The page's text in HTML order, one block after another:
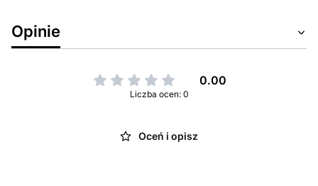
Opinie
0.00
Liczba ocen: 0
Oceń i opisz